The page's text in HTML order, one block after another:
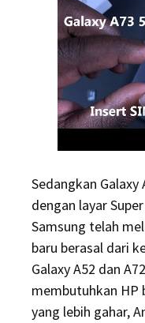
Sedangkan Galaxy
dengan layar
Samsung telah
baru berasal dari
Galaxy A52 dan
membutuhkan HP
yang lebih gahar,